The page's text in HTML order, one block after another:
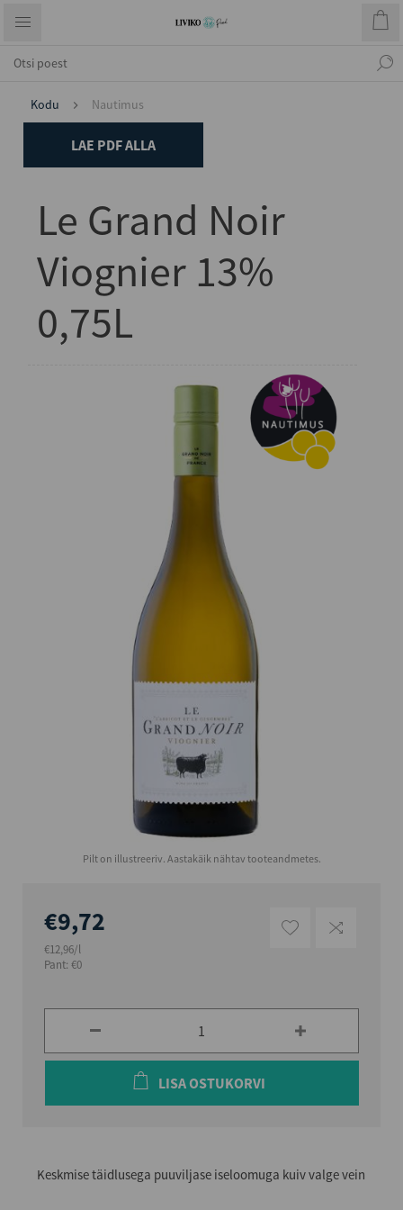
Kodu Nautimus
LAE PDF ALLA
Le Grand Noir
Viognier 13%
0,75L
Pilt on illustreeriv. Aastakäik nähtav tooteandmetes.
€9,72
€12,96/l
Pant: €0
LISA OSTUKORVI
Keskmise täidlusega puuviljase iseloomuga kuiv valge vein